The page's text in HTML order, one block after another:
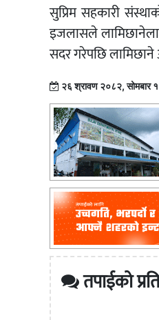
सुप्रिम सहकारी
इजलासले
सदर गरेपछि
२६ श्रावण २०८२, सोमबार
तपाईको